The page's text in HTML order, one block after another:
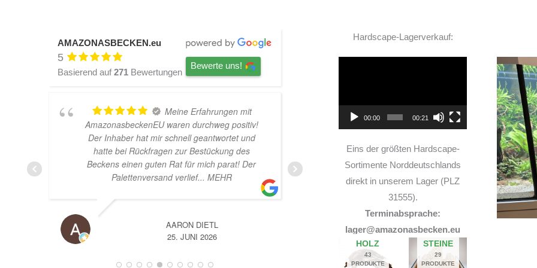
AMAZONASBECKEN.eu
5
Basierend auf 271 Bewertungen
Bewerte uns!
Meine Erfahrungen mit
AmazonasbeckenEU waren durchweg positiv!
Der Inhaber hat mir schnell geantwortet und
hatte bei Rückfragen zur Bestückung des
Beckens einen guten Rat für mich parat! Der
Palettenversand verlief... MEHR
AARON DIETL
25. JUNI 2026
TOP Hardscape im Laden
und sehr nette Beratung! Ich bin super Glücklich
A
14. JUNI 2026
Hardscape-Lagerverkauf:
00:00 00:21
Eins der größten Hardscape-
Sortimente Norddeutschlands
direkt in unserem Lager (PLZ
31555).
Terminabsprache:
lager@amazonasbecken.eu
HOLZ
43
PRODUKTE
STEINE
29
PRODUKTE